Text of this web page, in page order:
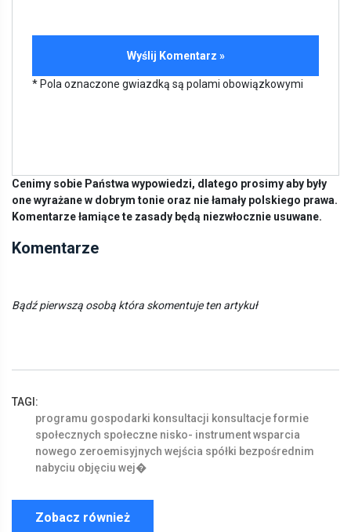
* Pola oznaczone gwiazdką są polami obowiązkowymi
Cenimy sobie Państwa wypowiedzi, dlatego prosimy aby były
one wyrażane w dobrym tonie oraz nie łamały polskiego prawa.
Komentarze łamiące te zasady będą niezwłocznie usuwane.
Komentarze
Bądź pierwszą osobą która skomentuje ten artykuł
TAGI:
programu gospodarki konsultacji konsultacjeformie
społecznych społeczne nisko- instrumentwsparcia
nowego zeroemisyjnych wejścia spółki bezpośrednim
nabyciu objęciu wej�
Zobacz również